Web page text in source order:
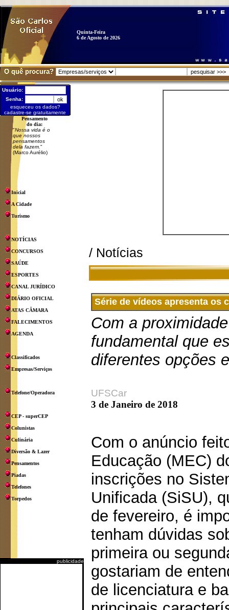
Quinta-Feira
6 de Agosto de 2026
O quê procura?
Usuário:
Senha:
esqueceu os dados?
cadastre-se gratuitamente
Pensamento
do dia:
"Nossa vida é o
que nossos
pensamentos
dela fazem. "
(Marco Aurélio)
Inicial
A Cidade
Turismo
NOTÍCIAS
CONCURSOS
SAÚDE
ESPORTES
CANAL JURÍDICO
DIÁRIO OFICIAL
ATAS CÂMARA
FALECIMENTOS
AGENDA
Classificados
Empresas/Serviços
Telefone/Operadora
CEP - superCEP
Colunistas
Culinária
Diversão & Lazer
Pensamentos
Piadas
Telefones
Torpedos
publicidade
/ Notícias
Série de vídeos apresenta os
Com a
fundamental que
diferentes opções
UFSCar
3 de Janeiro de 2018
Com o anúncio
Educação (MEC)
inscrições no
Unificada (SiSU),
de fevereiro, é
tenham dúvidas
primeira ou
gostariam de
de licenciatura e